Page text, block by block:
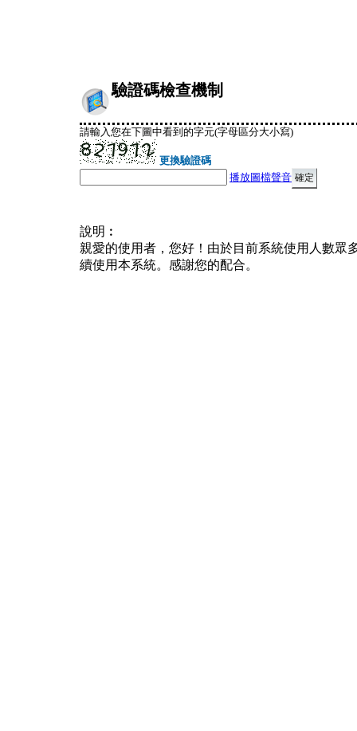
驗證碼檢查機制
請輸入您在下圖中看到的字元(字母區分大小寫)
更換驗證碼
播放圖檔聲音
說明︰
親愛的使用者，您好！由於目前系統使用人數眾
續使用本系統。感謝您的配合。